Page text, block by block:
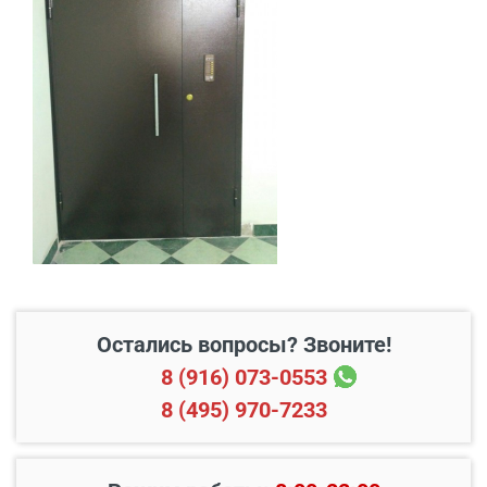
текстур, что позволяет подобрать оптимальный
вариант для любого интерьера и экстерьера.
В пределах МКАД и в
радиусе 20 км от него
Свыше 20 км от МКАД
Остались вопросы? Звоните!
8 (916) 073-0553
8 (495) 970-7233